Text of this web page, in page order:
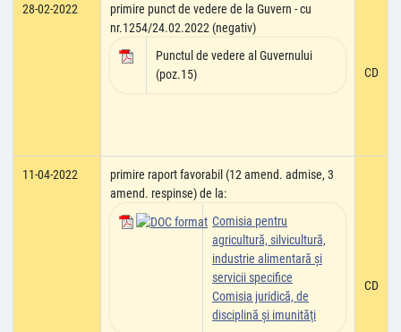
28-02-2022
primire punct de vedere de la Guvern - cu
nr.1254/24.02.2022 (negativ)
Punctul de vedere al Guvernului
(poz.15)
CD
11-04-2022
primire raport favorabil (12 amend. admise, 3
amend. respinse) de la:
Comisia pentru
agricultură, silvicultură,
industrie alimentară şi
servicii specifice
Comisia juridică, de
disciplină şi imunităţi
CD